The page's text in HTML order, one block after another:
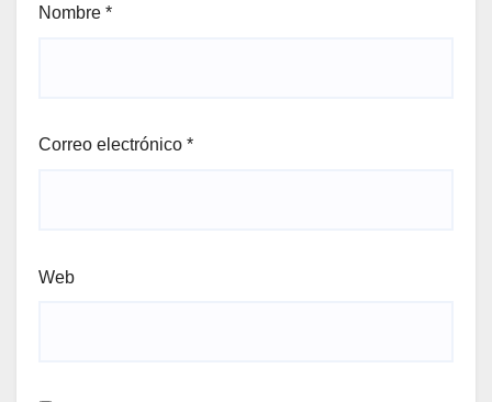
Nombre *
Correo electrónico *
Web